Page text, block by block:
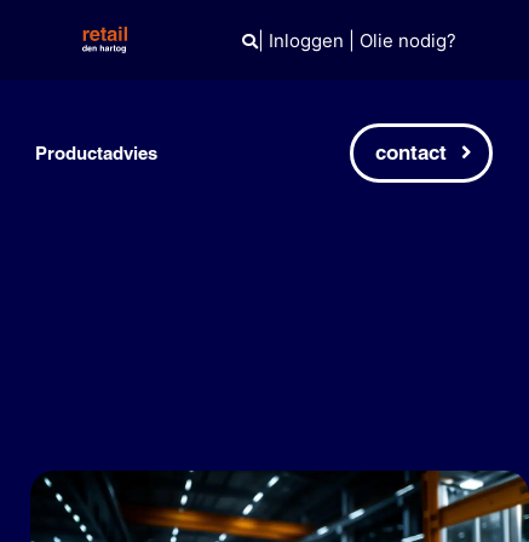
| Inloggen Olie nodig?
Productadvies contact